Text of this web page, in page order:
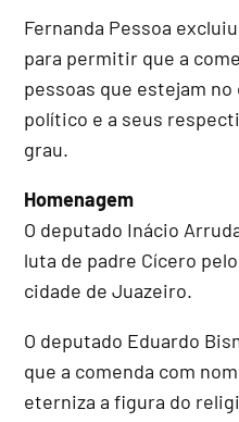
Fernanda Pessoa
para permitir que a
pessoas que estejam
político e a seus
grau.
Homenagem
O deputado Inácio
luta de padre Cícero
cidade de Juazeiro.
O deputado Eduardo
que a comenda com
eterniza a figura do